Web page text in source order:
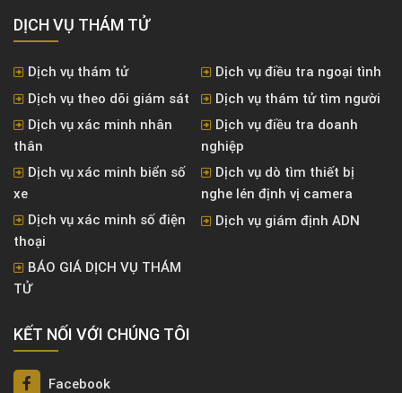
DỊCH VỤ THÁM TỬ
Dịch vụ thám tử
Dịch vụ điều tra ngoại tình
Dịch vụ theo dõi giám sát
Dịch vụ thám tử tìm người
Dịch vụ xác minh nhân
thân
Dịch vụ điều tra doanh
nghiệp
Dịch vụ xác minh biển số
xe
Dịch vụ dò tìm thiết bị
nghe lén định vị camera
Dịch vụ xác minh số điện
thoại
Dịch vụ giám định ADN
BÁO GIÁ DỊCH VỤ THÁM
TỬ
KẾT NỐI VỚI CHÚNG TÔI
Facebook